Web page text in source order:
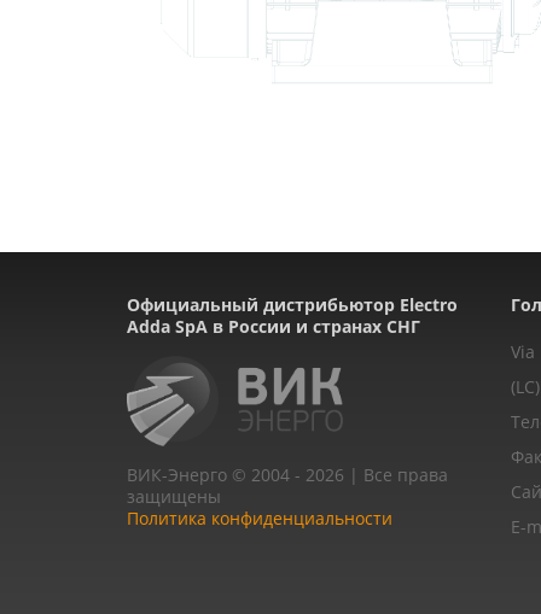
Официальный дистрибьютор Electro
Adda SpA в России и странах СНГ
ВИК-Энерго © 2004 - 2026 | Все права
защищены
Политика конфиденциальности
Via
E-